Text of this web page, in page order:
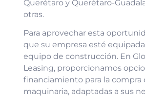
Querétaro y Querétaro-
otras.
Para aprovechar esta
que su empresa esté
equipo de construcción. En
Leasing, proporcionamos
financiamiento para la compra
maquinaria, adaptadas a sus